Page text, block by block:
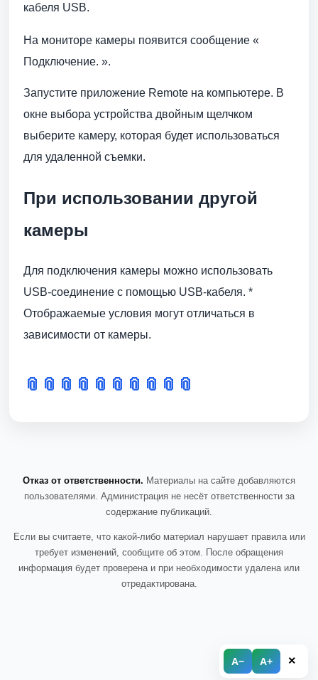
A− A+ ×
кабеля USB.
На мониторе камеры появится сообщение «
Подключение. ».
Запустите приложение Remote на компьютере. В
окне выбора устройства двойным щелчком
выберите камеру, которая будет использоваться
для удаленной съемки.
При использовании другой
камеры
Для подключения камеры можно использовать
USB-соединение с помощью USB-кабеля. *
Отображаемые условия могут отличаться в
зависимости от камеры.
📎 📎 📎 📎 📎 📎 📎 📎 📎 📎
Отказ от ответственности. Материалы на сайте добавляются
пользователями. Администрация не несёт ответственности за
содержание публикаций.
Если вы считаете, что какой-либо материал нарушает правила или
требует изменений, сообщите об этом. После обращения
информация будет проверена и при необходимости удалена или
отредактирована.